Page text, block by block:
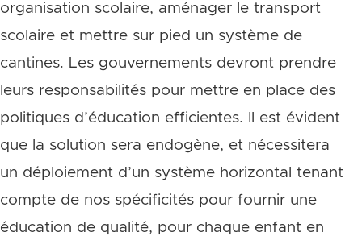
organisation scolaire, aménager le transport
scolaire et mettre sur pied un système de
cantines. Les gouvernements devront prendre
leurs responsabilités pour mettre en place des
politiques d’éducation efficientes. Il est évident
que la solution sera endogène, et nécessitera
un déploiement d’un système horizontal tenant
compte de nos spécificités pour fournir une
éducation de qualité, pour chaque enfant en